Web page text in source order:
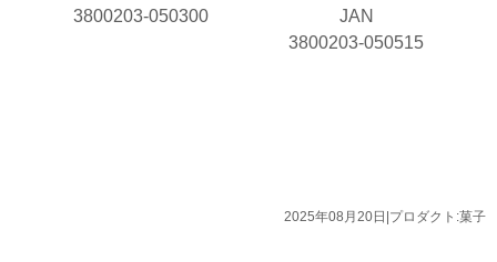
3800203-050300
JAN
3800203-050515
2025年08月20日 プロダクト:菓子